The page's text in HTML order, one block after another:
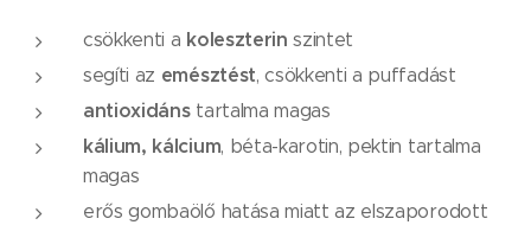
csökkenti a koleszterin szintet
segíti az emésztést, csökkenti a puffadást
antioxidáns tartalma magas
kálium, kálcium, béta-karotin, pektin tartalma
magas
erős gombaölő hatása miatt az elszaporodott